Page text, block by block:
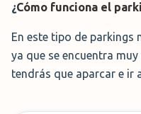
¿Cómo funciona el
En este tipo de parkings
ya que se encuentra
tendrás que aparcar e ir